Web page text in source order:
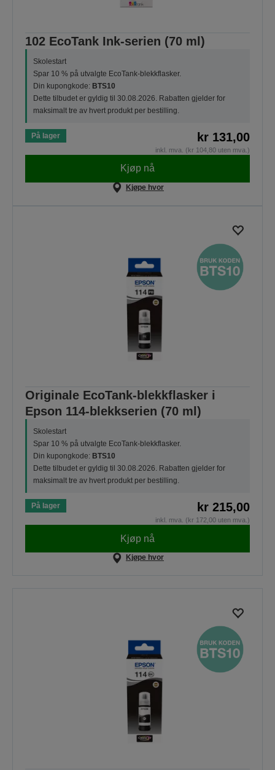
102 EcoTank Ink-serien (70 ml)
Skolestart
Spar 10 % på utvalgte EcoTank-blekkflasker.
Din kupongkode: BTS10
Dette tilbudet er gyldig til 30.08.2026. Rabatten gjelder for
maksimalt tre av hvert produkt per bestilling.
På lager kr 131,00
inkl. mva. (kr 104,80 uten mva.)
Kjøp nå
Kjøpe hvor
Originale EcoTank-blekkflasker i
Epson 114-blekkserien (70 ml)
Skolestart
Spar 10 % på utvalgte EcoTank-blekkflasker.
Din kupongkode: BTS10
Dette tilbudet er gyldig til 30.08.2026. Rabatten gjelder for
maksimalt tre av hvert produkt per bestilling.
På lager kr 215,00
inkl. mva. (kr 172,00 uten mva.)
Kjøp nå
Kjøpe hvor